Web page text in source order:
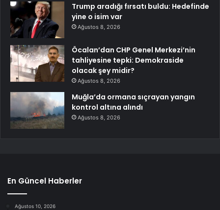
Trump aradığı fırsatı buldu: Hedefinde
yine o isim var
Ağustos 8, 2026
Öcalan’dan CHP Genel Merkezi’nin
tahliyesine tepki: Demokraside
olacak şey midir?
Ağustos 8, 2026
Muğla’da ormana sıçrayan yangın
kontrol altına alındı
Ağustos 8, 2026
En Güncel Haberler
Ağustos 10, 2026